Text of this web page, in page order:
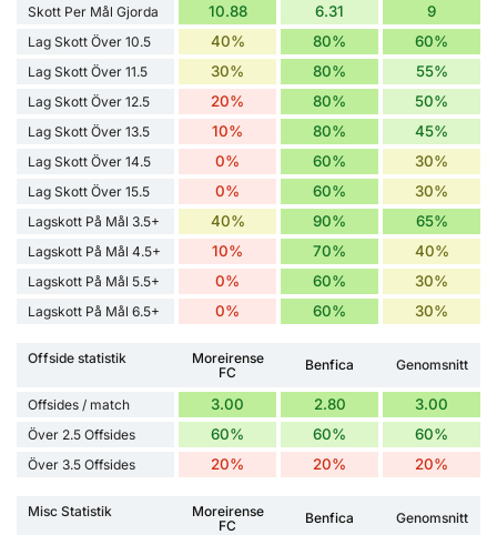
Skott Per Mål Gjorda 10.88 6.31 9
Lag Skott Över 10.5 40% 80% 60%
Lag Skott Över 11.5 30% 80% 55%
Lag Skott Över 12.5 20% 80% 50%
Lag Skott Över 13.5 10% 80% 45%
Lag Skott Över 14.5 0% 60% 30%
Lag Skott Över 15.5 0% 60% 30%
Lagskott På Mål 3.5+ 40% 90% 65%
Lagskott På Mål 4.5+ 10% 70% 40%
Lagskott På Mål 5.5+ 0% 60% 30%
Lagskott På Mål 6.5+ 0% 60% 30%
Offside statistik
Moreirense
FC
Benfica Genomsnitt
Offsides / match 3.00 2.80 3.00
Över 2.5 Offsides 60% 60% 60%
Över 3.5 Offsides 20% 20% 20%
Misc Statistik
Moreirense
FC
Benfica Genomsnitt